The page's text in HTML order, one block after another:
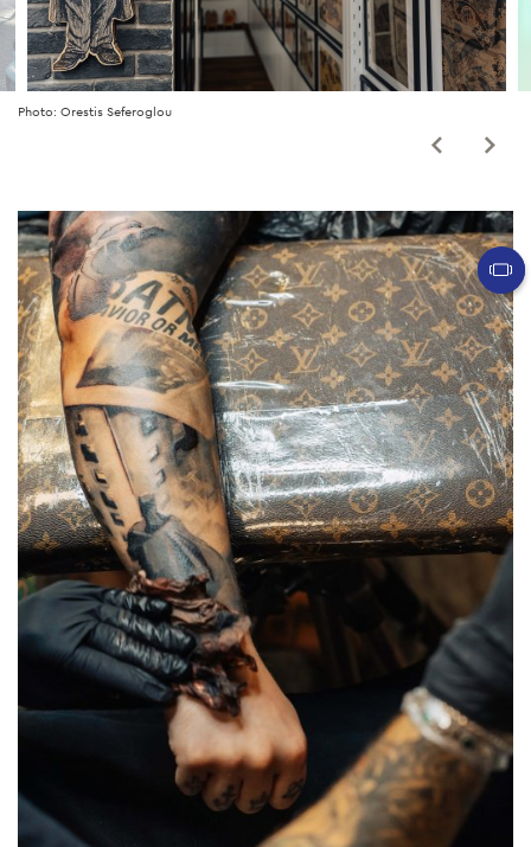
Photo: Orestis Seferoglou